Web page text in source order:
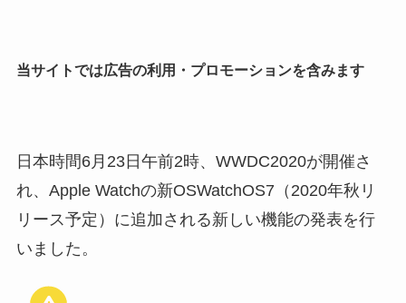
当サイトでは広告の利用・プロモーションを含みます
日本時間6月23日午前2時、WWDC2020が開催さ
れ、Apple Watchの新OSWatchOS7（2020年秋リ
リース予定）に追加される新しい機能の発表を行
いました。